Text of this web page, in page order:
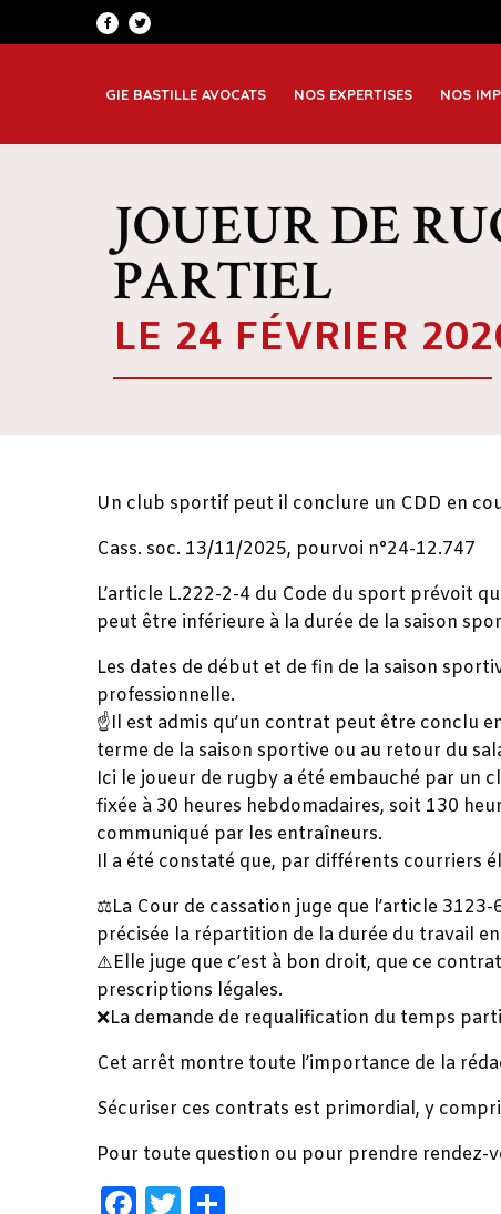
GIE BASTILLE AVOCATS NOS EXPERTISES NOS
JOUEUR DE
PARTIEL
LE 24 FÉVRIER
Un club sportif peut il conclure un CDD en
Cass. soc. 13/11/2025, pourvoi n°24-12.747
L’article L.222-2-4 du Code du sport prévoit
peut être inférieure à la durée de la saison
Les dates de début et de fin de la saison
professionnelle.
☝️Il est admis qu’un contrat peut être conclu
terme de la saison sportive ou au retour du
Ici le joueur de rugby a été embauché par un
fixée à 30 heures hebdomadaires, soit 130
communiqué par les entraîneurs.
Il a été constaté que, par différents courriers
‍⚖️La Cour de cassation juge que l’article
précisée la répartition de la durée du travail
⚠️Elle juge que c’est à bon droit, que ce
prescriptions légales.
❌La demande de requalification du temps
️Cet arrêt montre toute l’importance de la
Sécuriser ces contrats est primordial, y
Pour toute question ou pour prendre rendez-
Facebook
Twitter